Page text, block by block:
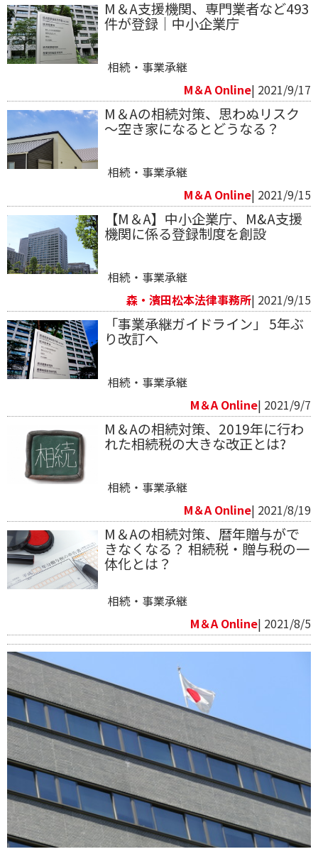
M＆A支援機関、専門業者など493
件が登録｜中小企業庁
相続・事業承継
M＆A Online| 2021/9/17
M＆Aの相続対策、思わぬリスク
～空き家になるとどうなる？
相続・事業承継
M＆A Online| 2021/9/15
【M＆A】中小企業庁、M&A支援
機関に係る登録制度を創設
相続・事業承継
森・濱田松本法律事務所| 2021/9/15
「事業承継ガイドライン」 5年ぶ
り改訂へ
相続・事業承継
M＆A Online| 2021/9/7
M＆Aの相続対策、2019年に行わ
れた相続税の大きな改正とは?
相続・事業承継
M＆A Online| 2021/8/19
M＆Aの相続対策、暦年贈与がで
きなくなる？ 相続税・贈与税の一
体化とは？
相続・事業承継
M＆A Online| 2021/8/5